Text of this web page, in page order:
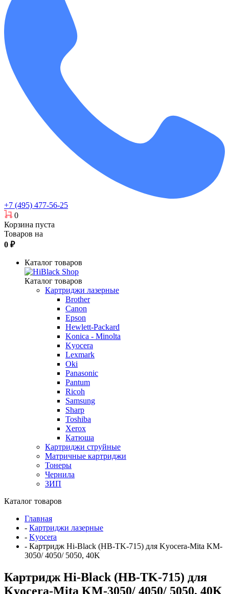
+7 (495) 477-56-25
0
Корзина пуста
Товаров на
0 ₽
Каталог товаров
Каталог товаров
Картриджи лазерные
Brother
Canon
Epson
Hewlett-Packard
Konica - Minolta
Kyocera
Lexmark
Oki
Panasonic
Pantum
Ricoh
Samsung
Sharp
Toshiba
Xerox
Катюша
Картриджи струйные
Матричные картриджи
Тонеры
Чернила
ЗИП
Каталог товаров
Главная
- Картриджи лазерные
- Kyocera
- Картридж Hi-Black (HB-TK-715) для Kyocera-Mita KM-
3050/ 4050/ 5050, 40K
Картридж Hi-Black (HB-TK-715) для
Kyocera-Mita KM-3050/ 4050/ 5050, 40K